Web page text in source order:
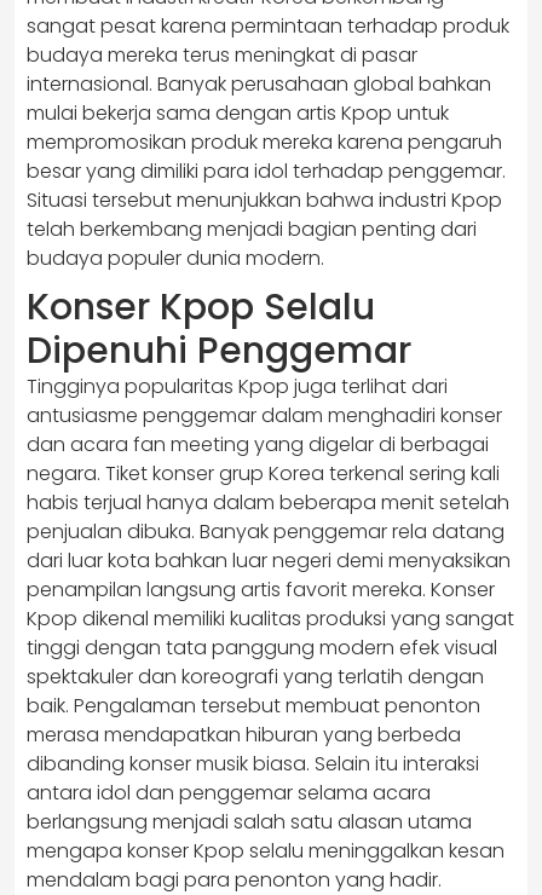
sangat pesat karena permintaan terhadap produk
budaya mereka terus meningkat di pasar
internasional. Banyak perusahaan global bahkan
mulai bekerja sama dengan artis Kpop untuk
mempromosikan produk mereka karena pengaruh
besar yang dimiliki para idol terhadap penggemar.
Situasi tersebut menunjukkan bahwa industri Kpop
telah berkembang menjadi bagian penting dari
budaya populer dunia modern.
Konser Kpop Selalu
Dipenuhi Penggemar
Tingginya popularitas Kpop juga terlihat dari
antusiasme penggemar dalam menghadiri konser
dan acara fan meeting yang digelar di berbagai
negara. Tiket konser grup Korea terkenal sering kali
habis terjual hanya dalam beberapa menit setelah
penjualan dibuka. Banyak penggemar rela datang
dari luar kota bahkan luar negeri demi menyaksikan
penampilan langsung artis favorit mereka. Konser
Kpop dikenal memiliki kualitas produksi yang sangat
tinggi dengan tata panggung modern efek visual
spektakuler dan koreografi yang terlatih dengan
baik. Pengalaman tersebut membuat penonton
merasa mendapatkan hiburan yang berbeda
dibanding konser musik biasa. Selain itu interaksi
antara idol dan penggemar selama acara
berlangsung menjadi salah satu alasan utama
mengapa konser Kpop selalu meninggalkan kesan
mendalam bagi para penonton yang hadir.